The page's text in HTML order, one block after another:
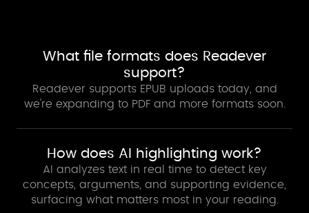
What file formats does Readever
support?
Readever supports EPUB uploads today, and
we're expanding to PDF and more formats soon.
How does AI highlighting work?
AI analyzes text in real time to detect key
concepts, arguments, and supporting evidence,
surfacing what matters most in your reading.